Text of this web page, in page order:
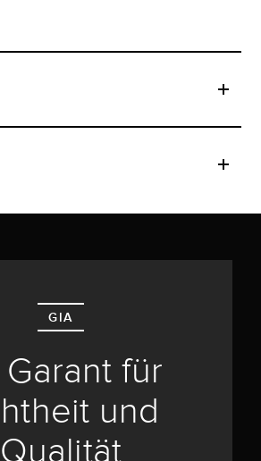
GIA
Garant für
und
Qualität